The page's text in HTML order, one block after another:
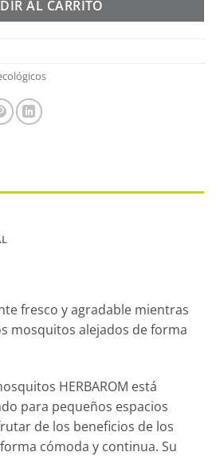
AL CARRITO
fresco y agradable mientras
mosquitos alejados de forma
HERBAROM está
para pequeños espacios
de los beneficios de los
cómoda y continua. Su